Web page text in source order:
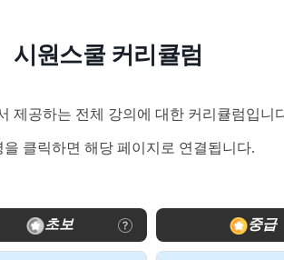
시원스쿨 커리큘럼
제공하는 전체 강의에 대한 커리큘럼입니
을 클릭하면 해당 페이지로 연결됩니다.
초보 중급